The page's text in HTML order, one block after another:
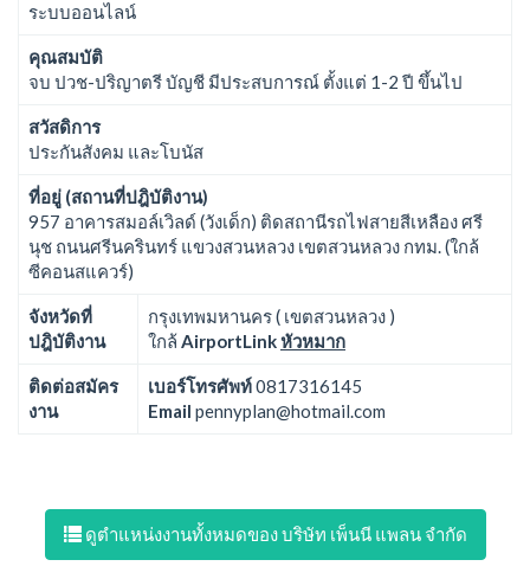
ระบบออนไลน์
คุณสมบัติ
จบ ปวช-ปริญาตรี บัญชี มีประสบการณ์ ตั้งแต่ 1-2 ปี ขึ้นไป
สวัสดิการ
ประกันสังคม และโบนัส
ที่อยู่ (สถานที่ปฎิบัติงาน)
957 อาคารสมอล์เวิลด์ (วังเด็ก) ติดสถานีรถไฟสายสีเหลือง ศรี
นุช ถนนศรีนครินทร์ แขวงสวนหลวง เขตสวนหลวง กทม. (ใกล้
ซีคอนสแควร์)
จังหวัดที่
ปฎิบัติงาน
กรุงเทพมหานคร ( เขตสวนหลวง )
ใกล้AirportLinkหัวหมาก
ติดต่อสมัคร
งาน
เบอร์โทรศัพท์0817316145
Email pennyplan@hotmail.com
ดูตำแหน่งงานทั้งหมดของ บริษัท เพ็นนี แพลน จำกัด